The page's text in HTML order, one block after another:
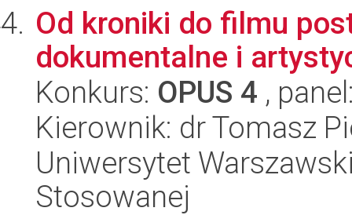
Od kroniki do filmu
dokumentalne i
Konkurs: OPUS 4 ,
Kierownik: dr Tomasz
Uniwersytet
Stosowanej